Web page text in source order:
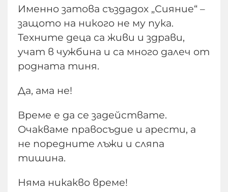
Именно затова създадох „Сияние“ –
защото на никого не му пука.
Техните деца са живи и здрави,
учат в чужбина и са много далеч от
родната тиня.
Да, ама не!
Време е да се задействате.
Очакваме правосъдие и арести, а
не поредните лъжи и сляпа
тишина.
Няма никакво време!